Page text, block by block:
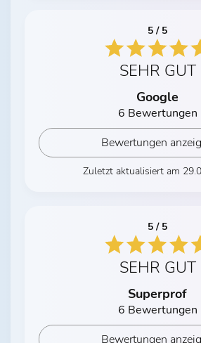
5 / 5
SEHR GUT
Google
6 Bewertungen
Bewertungen
Zuletzt aktualisiert am
5 / 5
SEHR GUT
Superprof
6 Bewertungen
Bewertungen